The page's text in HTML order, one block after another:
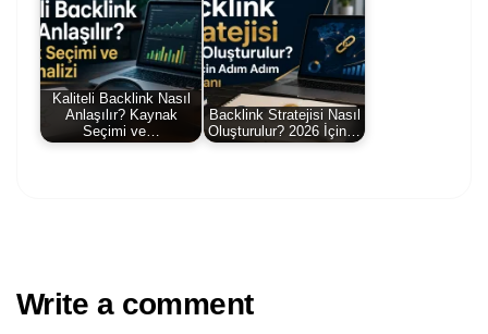
Kaliteli Backlink Nasıl
Anlaşılır? Kaynak
Seçimi ve…
Backlink Stratejisi Nasıl
Oluşturulur? 2026 İçin…
Write a comment